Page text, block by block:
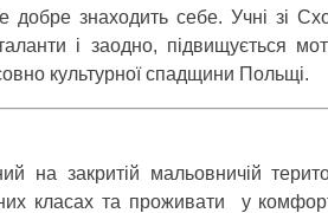
добре знаходить себе. Учні зі
і заодно, підвищується
культурної спадщини Польщі.
на закритій мальовничій
класах та проживати у